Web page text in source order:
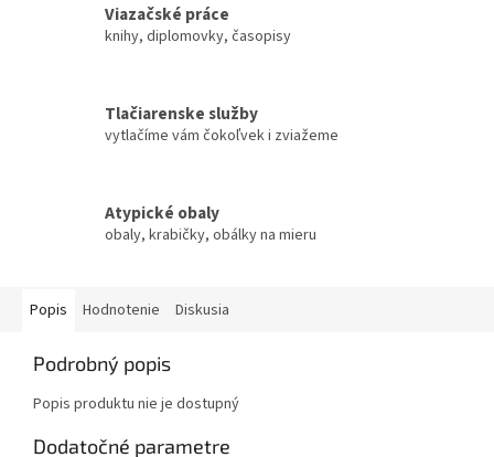
Viazačské práce
knihy, diplomovky, časopisy
Tlačiarenske služby
vytlačíme vám čokoľvek i zviažeme
Atypické obaly
obaly, krabičky, obálky na mieru
Popis Hodnotenie Diskusia
Podrobný popis
Popis produktu nie je dostupný
Dodatočné parametre